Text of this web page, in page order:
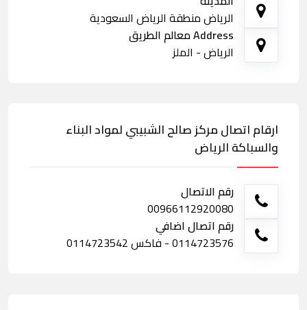
الرياض منطقة الرياض السعودية
Address معالم الطريق
الرياض - الملز
ارقام اتصال مركز صالح الشبيبي لمواد البناء
والسباكة الرياض
رقم الاتصال
00966112920080
رقم اتصال اضافي
0114723576 - فاكس 0114723542